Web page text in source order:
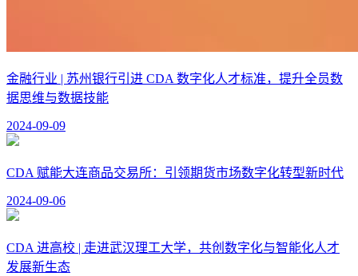
金融行业 | 苏州银行引进 CDA 数字化人才标准，提升全员数
据思维与数据技能
2024-09-09
CDA 赋能大连商品交易所：引领期货市场数字化转型新时代
2024-09-06
CDA 进高校 | 走进武汉理工大学，共创数字化与智能化人才
发展新生态